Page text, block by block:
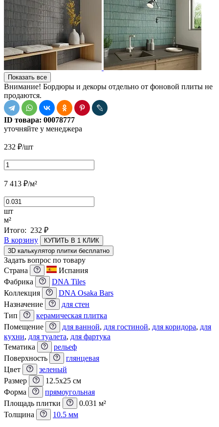
Показать все
Внимание! Бордюры и декоры отдельно от фоновой плиты не
продаются.
ID товара: 00078777
уточняйте у менеджера
232 ₽/шт
7 413 ₽/м²
шт
м²
Итого: 232 ₽
В корзину
КУПИТЬ В 1 КЛИК
3D калькулятор плитки бесплатно
Задать вопрос по товару
Страна
Испания
Фабрика
DNA Tiles
Коллекция
DNA Osaka Bars
Назначение
для стен
Тип
керамическая плитка
Помещение
для ванной, для гостиной, для коридора, для
кухни, для туалета, для фартука
Тематика
рельеф
Поверхность
глянцевая
Цвет
зеленый
Размер
12.5x25 см
Форма
прямоугольная
Площадь плитки
0.031 м²
Толщина
10.5 мм